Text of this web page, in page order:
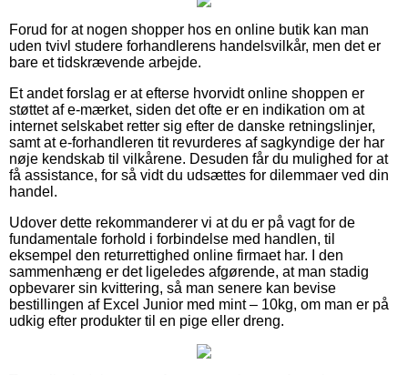
Forud for at nogen shopper hos en online butik kan man
uden tvivl studere forhandlerens handelsvilkår, men det er
bare et tidskrævende arbejde.
Et andet forslag er at efterse hvorvidt online shoppen er
støttet af e-mærket, siden det ofte er en indikation om at
internet selskabet retter sig efter de danske retningslinjer,
samt at e-forhandleren tit revurderes af sagkyndige der har
nøje kendskab til vilkårene. Desuden får du mulighed for at
få assistance, for så vidt du udsættes for dilemmaer ved din
handel.
Udover dette rekommanderer vi at du er på vagt for de
fundamentale forhold i forbindelse med handlen, til
eksempel den returrettighed online firmaet har. I den
sammenhæng er det ligeledes afgørende, at man stadig
opbevarer sin kvittering, så man senere kan bevise
bestillingen af Excel Junior med mint – 10kg, om man er på
udkig efter produkter til en pige eller dreng.